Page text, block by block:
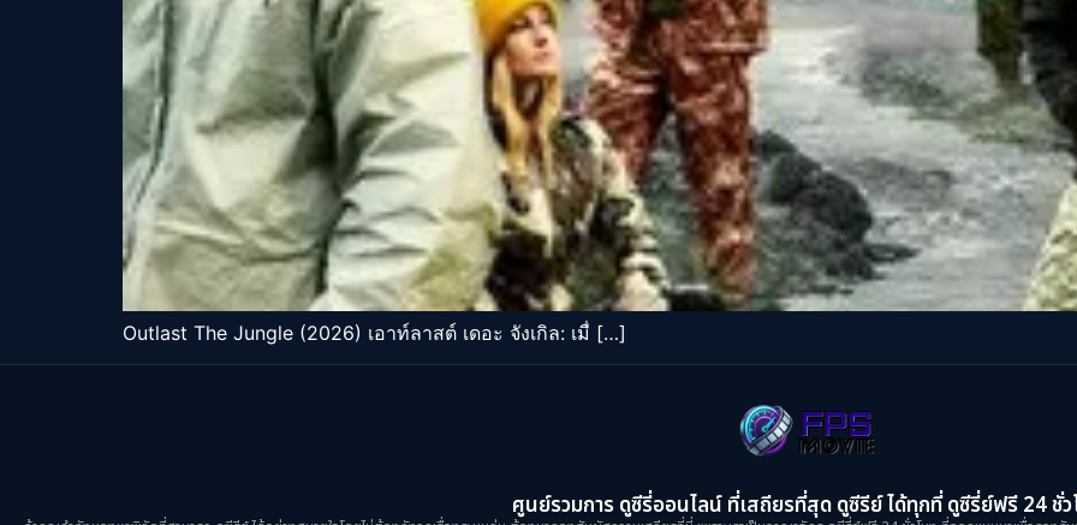
Outlast The Jungle (2026) เอาท์ลาสต์ เดอะ จังเกิล: เมื่ […]
ศูนย์รวมการ ดูซีรี่ออนไลน์ ที่เสถียรที่สุด ดูซีรีย์ ได้ทุกที่ ดูซีรี่ย์ฟรี 24 ชั่ว